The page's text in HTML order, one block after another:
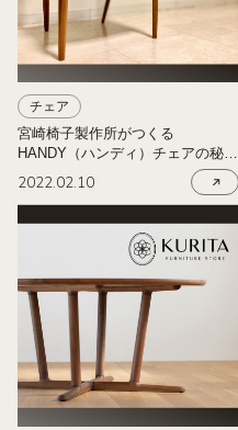
チェア
宮崎椅子製作所がつくる
HANDY（ハンディ）チェアの秘密
は三角形！？
2022.02.10